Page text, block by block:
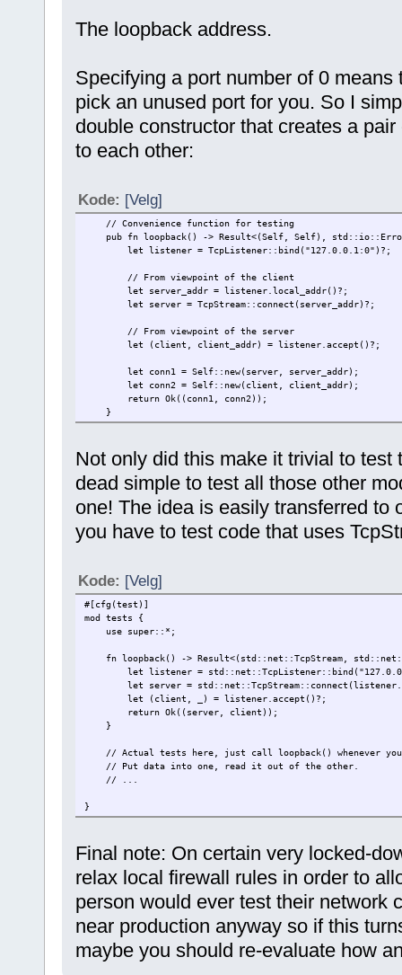
The loopback address.
Specifying a port number of 0
pick an unused port for you. So I
double constructor that creates a
to each other:
Kode: [Velg]
// Convenience function for testing
pub fn loopback() -> Result<(Self, Self),
let listener = TcpListener::bind("127.0.0.1:0")?;
// From viewpoint of the client
let server_addr = listener.local_addr()?;
let server = TcpStream::connect(server_addr)?;
// From viewpoint of the server
let (client, client_addr) = listener.accept()?;
let conn1 = Self::new(server, server_addr);
let conn2 = Self::new(client, client_addr);
return Ok((conn1, conn2));
}
Not only did this make it trivial to test
dead simple to test all those other
one! The idea is easily transferred to
you have to test code that uses
Kode: [Velg]
#[cfg(test)]
mod tests {
use super::*;
fn loopback() -> Result<(std::net::TcpStream,
let listener =
let server =
let (client, _) = listener.accept()?;
return Ok((server, client));
}
// Actual tests here, just call loopback() whenever you
// Put data into one, read it out of the other.
// ...
}
Final note: On certain very locked-
relax local firewall rules in order to
person would ever test their network
near production anyway so if this
maybe you should re-evaluate how